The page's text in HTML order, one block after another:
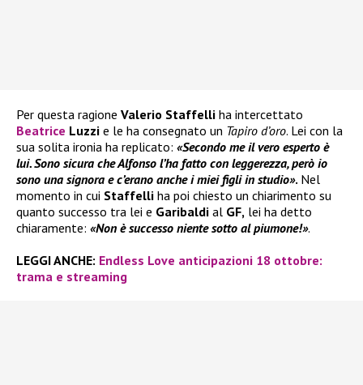
Per questa ragione Valerio Staffelli ha intercettato
Beatrice Luzzi e le ha consegnato un Tapiro d’oro. Lei con la
sua solita ironia ha replicato: «Secondo me il vero esperto è
lui. Sono sicura che Alfonso l’ha fatto con leggerezza, però io
sono una signora e c’erano anche i miei figli in studio». Nel
momento in cui Staffelli ha poi chiesto un chiarimento su
quanto successo tra lei e Garibaldi al GF, lei ha detto
chiaramente: «Non è successo niente sotto al piumone!».
LEGGI ANCHE: Endless Love anticipazioni 18 ottobre:
trama e streaming